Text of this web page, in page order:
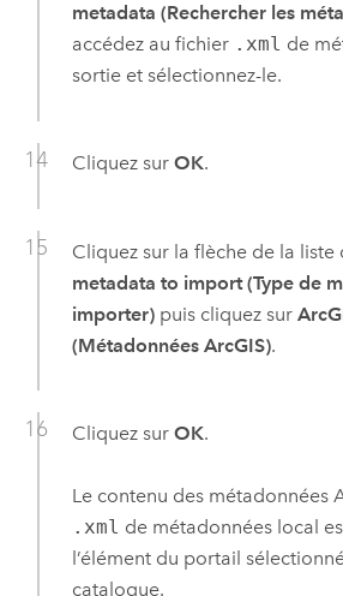
metadata (Rechercher les
accédez au fichier .xml de
sortie et sélectionnez-le.
Cliquez sur OK.
Cliquez sur la flèche de la liste
metadata to import (Type de
importer)puis cliquez sur
(Métadonnées ArcGIS).
Cliquez sur OK.
Le contenu des métadonnées
.xml de métadonnées local
l’élément du portail
catalogue.